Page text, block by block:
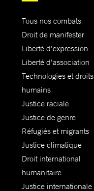
Tous nos combats
Droit de manifester
Liberté d'expression
Liberté d'association
Technologies et droits
humains
Justice raciale
Justice de genre
Réfugiés et migrants
Justice climatique
Droit international
humanitaire
Justice internationale